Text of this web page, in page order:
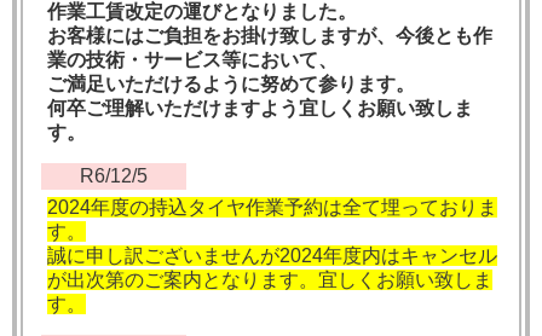
作業工賃改定の運びとなりました。
お客様にはご負担をお掛け致しますが、今後とも作
業の技術・サービス等において、
ご満足いただけるように努めて参ります。
何卒ご理解いただけますよう宜しく お願い致しま
す。
R6/12/5
2024年度の持込タイヤ作業予約は全て埋っておりま
す。
誠に申し訳ございませんが2024年度内はキャンセル
が出次第のご案内となります。宜しくお願い致しま
す。